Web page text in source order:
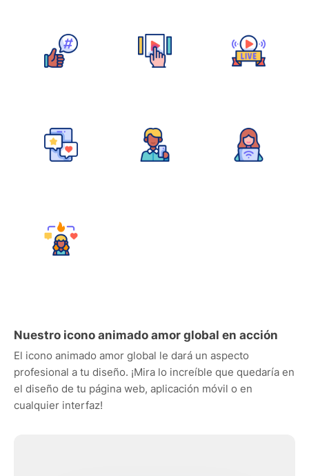
Nuestro icono animado amor global en acción
El icono animado amor global le dará un aspecto
profesional a tu diseño. ¡Mira lo increíble que quedaría en
el diseño de tu página web, aplicación móvil o en
cualquier interfaz!